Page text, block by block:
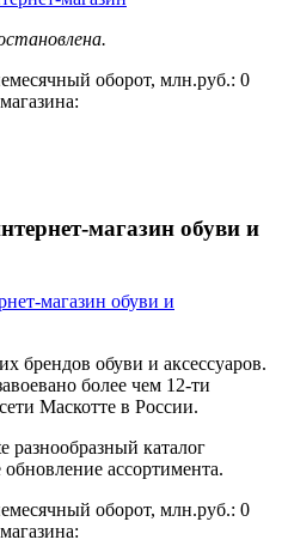
оборот, млн.руб.: 0
магазин обуви и
брендов обуви и аксессуаров.
более чем 12-ти
Маскотте в России.
разнообразный каталог
ассортимента.
оборот, млн.руб.: 0